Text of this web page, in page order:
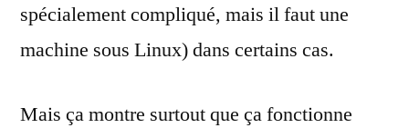
spécialement compliqué, mais il faut une
machine sous Linux) dans certains cas.
Mais ça montre surtout que ça fonctionne